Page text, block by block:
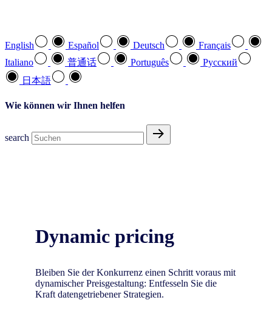
English Español Deutsch
Français
Italiano
普通话 Português
Pусский
日本語
Wie können wir Ihnen helfen
search
Dynamic pricing
Bleiben Sie der Konkurrenz einen Schritt voraus mit
dynamischer Preisgestaltung: Entfesseln Sie die
Kraft datengetriebener Strategien.